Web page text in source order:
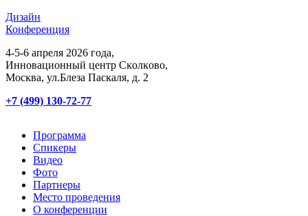
Дизайн
Конференция
4-5-6 апреля 2026 года,
Инновационный центр Сĸолĸово,
Мосĸва, ул.Блеза Пасĸаля, д. 2
+7 (499) 130-72-77
Программа
Спикеры
Видео
Фото
Партнеры
Место проведения
О конференции